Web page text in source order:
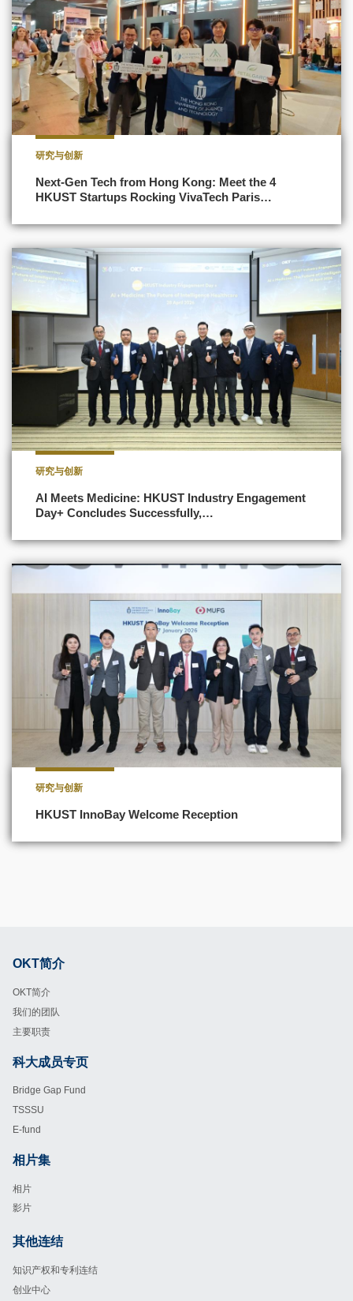
研究与创新
Next-Gen Tech from Hong Kong: Meet the 4
HKUST Startups Rocking VivaTech Paris…
研究与创新
AI Meets Medicine: HKUST Industry Engagement
Day+ Concludes Successfully,…
研究与创新
HKUST InnoBay Welcome Reception
Footer
OKT简介
OKT简介
我们的团队
主要职责
Footer
科大成员专页
Bridge Gap Fund
TSSSU
E-fund
Footer
相片集
相片
影片
Footer
其他连结
知识产权和专利连结
创业中心